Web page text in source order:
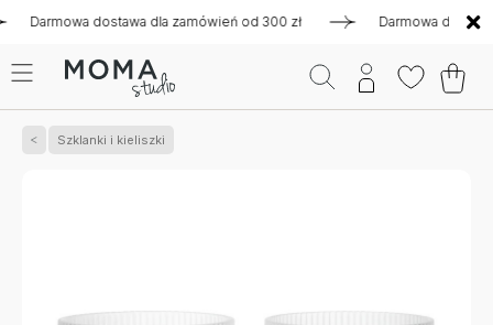
dostawa dla zamówień od 300 zł Darmowa dostawa dla
Szklanki i kieliszki